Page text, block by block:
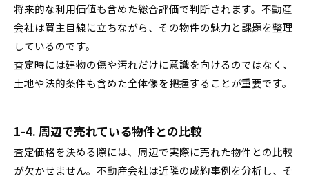
将来的な利用価値も含めた総合評価で判断されます。不動産
会社は買主目線に立ちながら、その物件の魅力と課題を整理
しているのです。
査定時には建物の傷や汚れだけに意識を向けるのではなく、
土地や法的条件も含めた全体像を把握することが重要です。
1-4. 周辺で売れている物件との比較
査定価格を決める際には、周辺で実際に売れた物件との比較
が欠かせません。不動産会社は近隣の成約事例を分析し、そ